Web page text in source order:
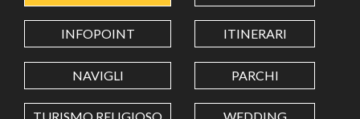
LONGITUDINE
INFOPOINT ITINERARI
NAVIGLI PARCHI